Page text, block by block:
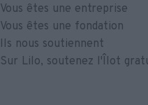
Vous êtes une entreprise
Vous êtes une fondation
Ils nous soutiennent
Sur Lilo, soutenez l'Îlot